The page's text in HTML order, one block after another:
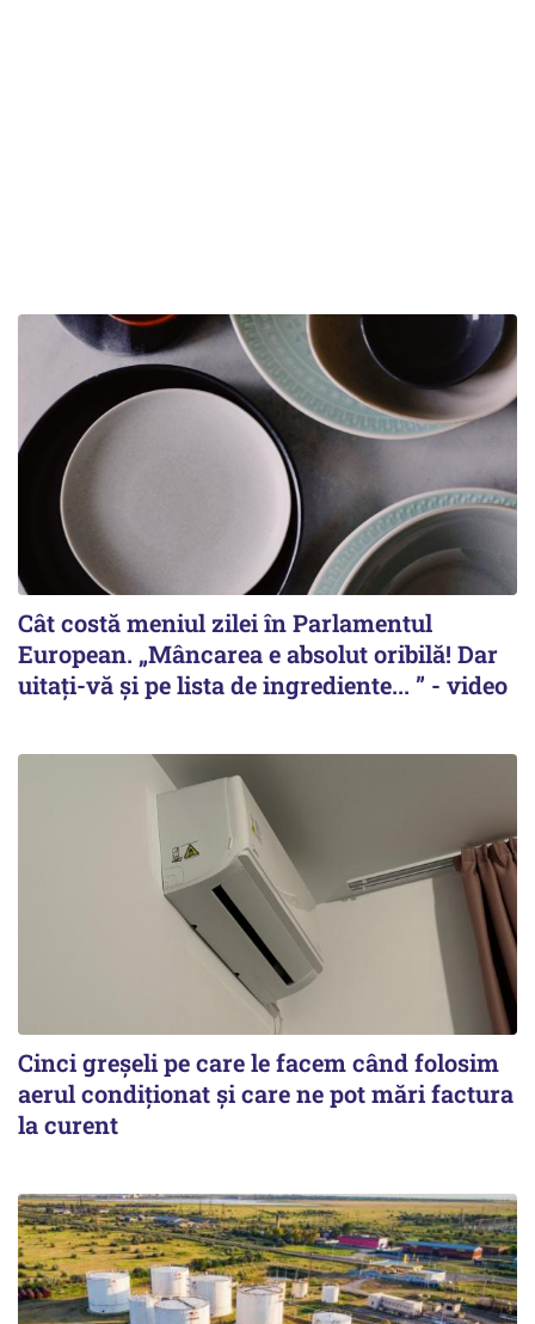
Cât costă meniul zilei în Parlamentul
European. „Mâncarea e absolut oribilă! Dar
uitați-vă și pe lista de ingrediente... ” - video
Cinci greșeli pe care le facem când folosim
aerul condiționat și care ne pot mări factura
la curent